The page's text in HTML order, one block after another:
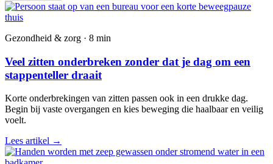
Gezondheid & zorg · 8 min
Veel zitten onderbreken zonder dat je dag om een
stappenteller draait
Korte onderbrekingen van zitten passen ook in een drukke dag.
Begin bij vaste overgangen en kies beweging die haalbaar en veilig
voelt.
Lees artikel →